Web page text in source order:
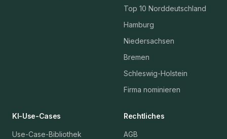
Top 10 Norddeutschland
Hamburg
Niedersachsen
Bremen
Schleswig-Holstein
Firma nominieren
KI-Use-Cases
Use-Case-Bibliothek
Rechtliches
AGB